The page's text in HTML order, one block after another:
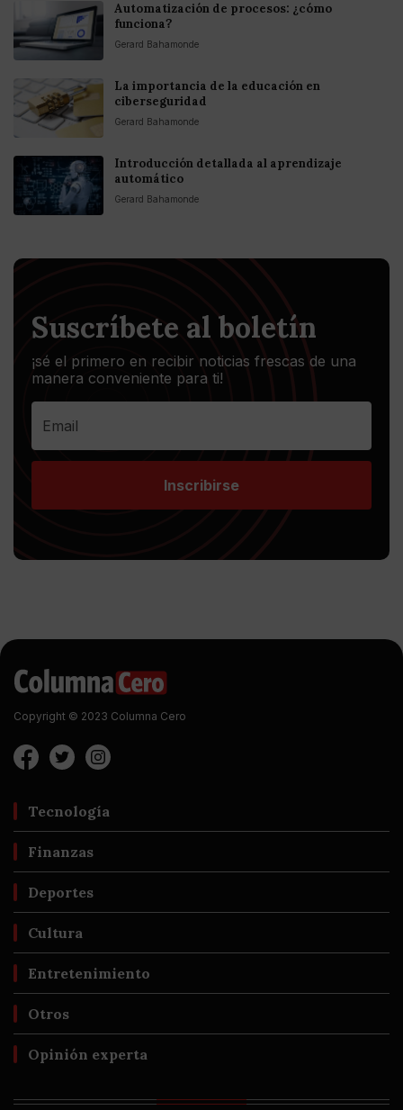
Automatización de procesos: ¿cómo
funciona?
Gerard Bahamonde
La importancia de la educación en
ciberseguridad
Gerard Bahamonde
Introducción detallada al aprendizaje
automático
Gerard Bahamonde
Suscríbete al boletín
¡sé el primero en recibir noticias frescas de una
manera conveniente para ti!
Inscribirse
Copyright © 2023 Columna Cero
Tecnología
Finanzas
Deportes
Cultura
Entretenimiento
Otros
Opinión experta